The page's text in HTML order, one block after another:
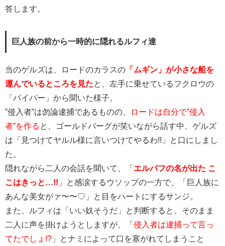
答します。
巨人族の前から一時的に隠れるルフィ達
当のゲルズは、ロードのカラスの 「ムギン」が小さな船を
運んでいるところを見たと、左手に乗せているフクロウの
「パイパー」から聞いた様子。
”侵入者”は勿論逮捕であるものの、
ロードは自分で”侵入
者”を作る と、ゴールドバーグが笑いながら話す中、ゲルズ
は「見つけてヤルル様に言いつけてやるわ!!」と口にしまし
た。
隠れながら二人の会話を聞いて、「 エルバフの名が出た こ
こはきっと…!! 」と感涙するウソップの一方で、「巨人族に
あんな美女がァ〜〜♡」と目をハートにするサンジ。
また、ルフィは「いい奴そうだ」と判断すると、そのまま
二人に声を掛けようとしますが、「 侵入者は逮捕って言っ
てたでしょ!? 」とナミによって口を塞がれてしまうこと